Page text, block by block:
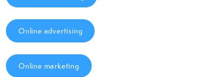
Online advertising
Online marketing